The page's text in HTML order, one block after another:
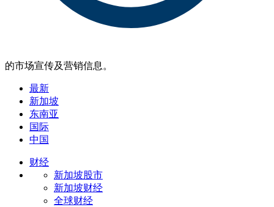
的市场宣传及营销信息。
最新
新加坡
东南亚
国际
中国
财经
新加坡股市
新加坡财经
全球财经